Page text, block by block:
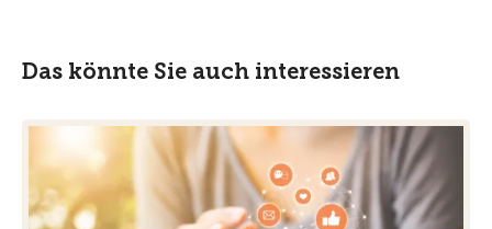
Das könnte Sie auch interessieren